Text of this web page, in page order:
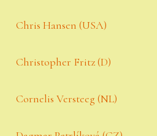
Chris Hansen (USA)
Christopher Fritz (D)
Cornelis Versteeg (NL)